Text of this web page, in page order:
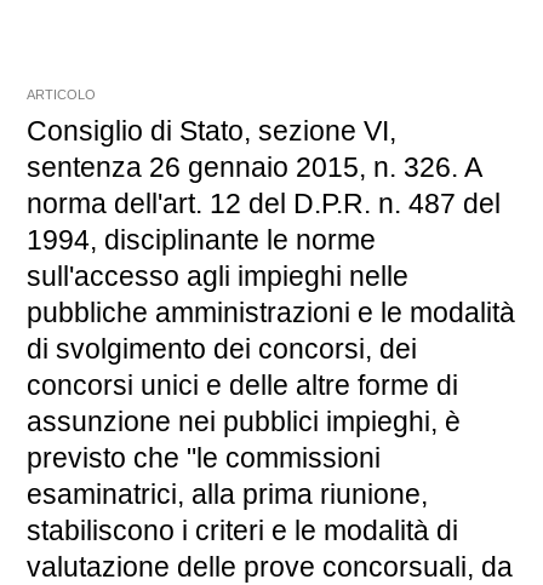
ARTICOLO
Consiglio di Stato, sezione VI,
sentenza 26 gennaio 2015, n. 326. A
norma dell'art. 12 del D.P.R. n. 487 del
1994, disciplinante le norme
sull'accesso agli impieghi nelle
pubbliche amministrazioni e le modalità
di svolgimento dei concorsi, dei
concorsi unici e delle altre forme di
assunzione nei pubblici impieghi, è
previsto che "le commissioni
esaminatrici, alla prima riunione,
stabiliscono i criteri e le modalità di
valutazione delle prove concorsuali, da